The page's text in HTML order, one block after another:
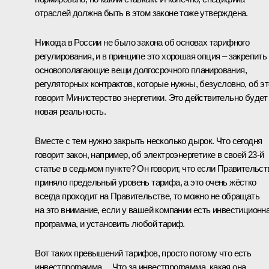
отраслей должна быть в этом законе тоже утверждена.
Никогда в России не было закона об основах тарифного
регулирования, и в принципе это хорошая опция – закрепить
основополагающие вещи долгосрочного планирования,
регуляторных контрактов, которые нужны, безусловно, об
говорит Министерство энергетики. Это действительно будет
новая реальность.
Вместе с тем нужно закрыть несколько дырок. Что сегодня
говорит закон, например, об электроэнергетике в своей 23-й
статье в седьмом пункте? Он говорит, что если
приняло предельный уровень тарифа, а это очень жёстко
всегда проходит на Правительстве, то можно не обращать
на это внимание, если у вашей компании есть
программа, и установить любой тариф.
Вот таких превышений тарифов, просто потому что есть
инвестпрограмма… Что за инвестпрограмма, какая она,